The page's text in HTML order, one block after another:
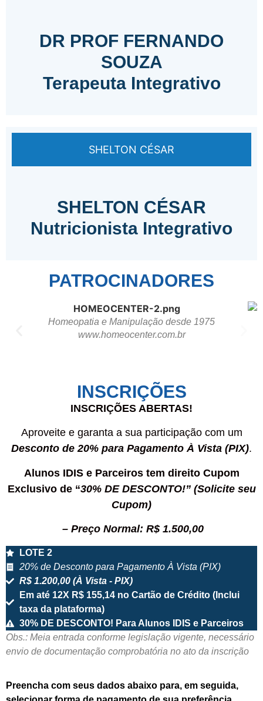
DR PROF FERNANDO
SOUZA
Terapeuta Integrativo
SHELTON CÉSAR
SHELTON CÉSAR
Nutricionista Integrativo
PATROCINADORES
Especializada em Injetáveis e Produtos Estéreis
Homeopatia e Manipulação desde 1975
www.homeocenter.com.br
INSCRIÇÕES
INSCRIÇÕES ABERTAS!
Aproveite e garanta a sua participação com um
Desconto de 20% para Pagamento À Vista (PIX).
Alunos IDIS e Parceiros tem direito Cupom
Exclusivo de “30% DE DESCONTO!” (Solicite seu
Cupom)
– Preço Normal: R$ 1.500,00
LOTE 2
20% de Desconto para Pagamento À Vista (PIX)
R$ 1.200,00 (À Vista - PIX)
Em até 12X R$ 155,14 no Cartão de Crédito (Inclui
taxa da plataforma)
30% DE DESCONTO! Para Alunos IDIS e Parceiros
Obs.: Meia entrada conforme legislação vigente, necessário
envio de documentação comprobatória no ato da inscrição
Preencha com seus dados abaixo para, em seguida,